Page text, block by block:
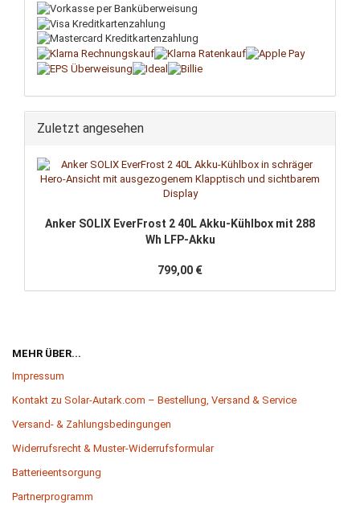
Zuletzt angesehen
Anker SOLIX EverFrost 2 40L Akku-Kühlbox mit 288
Wh LFP-Akku
799,00 €
MEHR ÜBER...
Impressum
Kontakt zu Solar-Autark.com – Bestellung, Versand & Service
Versand- & Zahlungsbedingungen
Widerrufsrecht & Muster-Widerrufsformular
Batterieentsorgung
Partnerprogramm